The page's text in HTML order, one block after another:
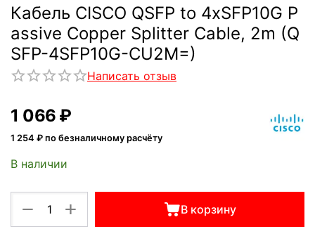
Кабель CISCO QSFP to 4xSFP10G P
assive Copper Splitter Cable, 2m (Q
SFP-4SFP10G-CU2M=)
Написать отзыв
1 066 ₽
1 254 ₽ по безналичному расчёту
В наличии
+
− В корзину